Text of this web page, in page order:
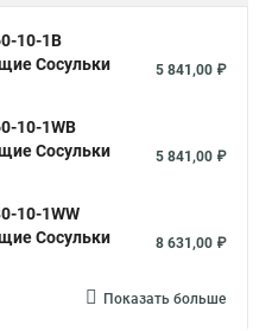
10-1B
Сосульки
5 841,00 ₽
10-1WB
Сосульки
5 841,00 ₽
10-1WW
Сосульки
8 631,00 ₽
Показать больше